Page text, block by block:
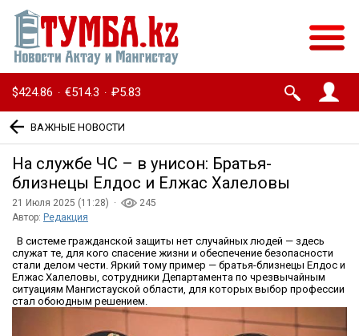
$424.86 · €514.3 · ₽5.83
ВАЖНЫЕ НОВОСТИ
На службе ЧС – в унисон: Братья-
близнецы Елдос и Елжас Халеловы
21 Июля 2025 (11:28) ·
245
Автор: Редакция
В системе гражданской защиты нет случайных людей — здесь
служат те, для кого спасение жизни и обеспечение безопасности
стали делом чести. Яркий тому пример — братья-близнецы Елдос и
Елжас Халеловы, сотрудники Департамента по чрезвычайным
ситуациям Мангистауской области, для которых выбор профессии
стал обоюдным решением.